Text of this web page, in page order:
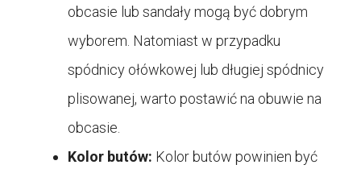
obcasie lub sandały mogą być dobrym
wyborem. Natomiast w przypadku
spódnicy ołówkowej lub długiej spódnicy
plisowanej, warto postawić na obuwie na
obcasie.
Kolor butów: Kolor butów powinien być